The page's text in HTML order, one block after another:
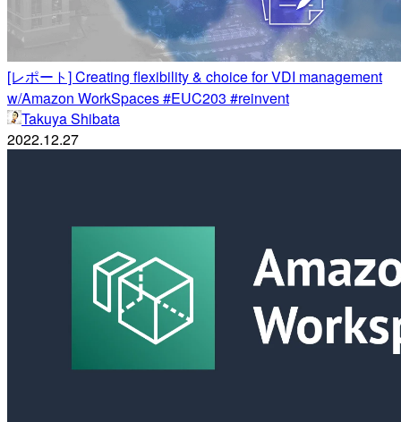
[レポート] Creating flexibility & choice for VDI management
w/Amazon WorkSpaces #EUC203 #reinvent
Takuya Shibata
2022.12.27